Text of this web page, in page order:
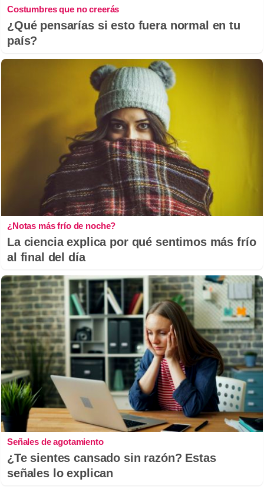
Costumbres que no creerás
¿Qué pensarías si esto fuera normal en tu
país?
¿Notas más frío de noche?
La ciencia explica por qué sentimos más frío
al final del día
Señales de agotamiento
¿Te sientes cansado sin razón? Estas
señales lo explican